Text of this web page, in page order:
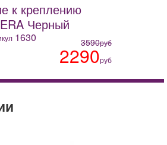
к креплению
Черный
1630 3590руб
2290руб